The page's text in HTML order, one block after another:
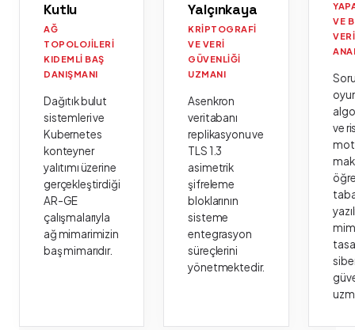
Kutlu
AĞ
TOPOLOJILERI
KIDEMLI BAŞ
DANIŞMANI
Dağıtık bulut
sistemleri ve
Kubernetes
konteyner
yalıtımı üzerine
gerçekleştirdiği
AR-GE
çalışmalarıyla
ağ mimarimizin
baş mimarıdır.
Yalçınkaya
KRIPTOGRAFI
VE VERI
GÜVENLIĞI
UZMANI
Asenkron
veritabanı
replikasyonu ve
TLS 1.3
asimetrik
şifreleme
bloklarının
sisteme
entegrasyon
süreçlerini
yönetmektedir.
VE
VERI
ve